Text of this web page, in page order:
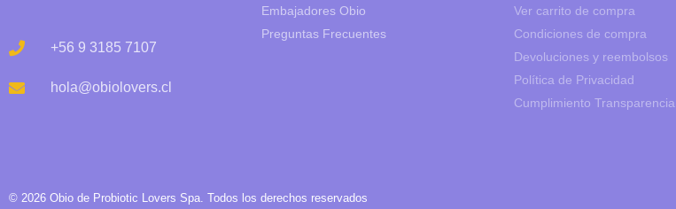
+56 9 3185 7107
hola@obiolovers.cl
Embajadores Obio
Preguntas Frecuentes
Ver carrito de compra
Condiciones de compra
Devoluciones y reembolsos
Política de Privacidad
Cumplimiento Transparencia
© 2026 Obio de Probiotic Lovers Spa. Todos los derechos reservados